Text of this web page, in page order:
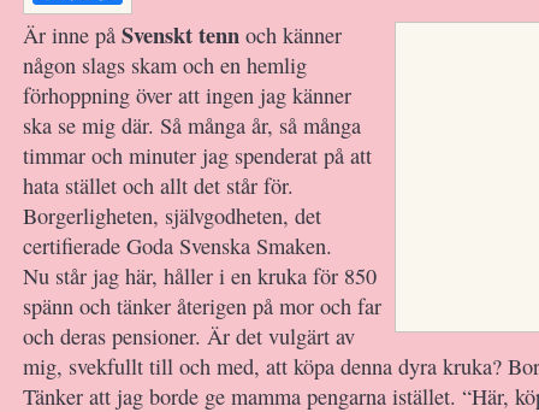
Är inne på Svenskt tenn och känner
någon slags skam och en hemlig
förhoppning över att ingen jag känner
ska se mig där. Så många år, så många
timmar och minuter jag spenderat på att
hata stället och allt det står för.
Borgerligheten, självgodheten, det
certifierade Goda Svenska Smaken.
Nu står jag här, håller i en kruka för 850
spänn och tänker återigen på mor och far
och deras pensioner. Är det vulgärt av
mig, svekfullt till och med, att köpa denna dyra kruka?
Tänker att jag borde ge mamma pengarna istället. “Här,